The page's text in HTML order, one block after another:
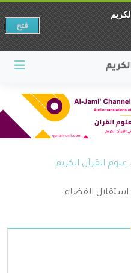
علوم القرآن الكريم
استقلال القضاء
فتح